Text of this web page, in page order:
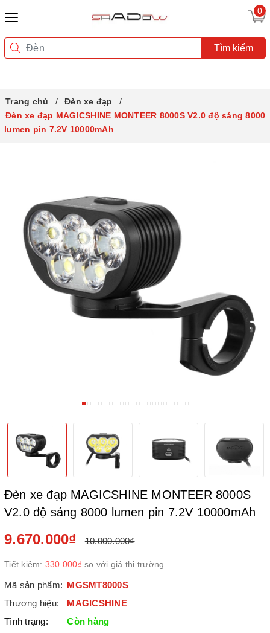
0
Tìm kiếm
Trang chủ
Đèn xe đạp
Đèn xe đạp MAGICSHINE MONTEER 8000S V2.0 độ sáng 8000
lumen pin 7.2V 10000mAh
Đèn xe đạp MAGICSHINE MONTEER 8000S
V2.0 độ sáng 8000 lumen pin 7.2V 10000mAh
9.670.000₫ 10.000.000₫
Tiết kiệm: 330.000₫ so với giá thị trường
Mã sản phẩm: MGSMT8000S
Thương hiệu:
MAGICSHINE
Tình trạng:
Còn hàng